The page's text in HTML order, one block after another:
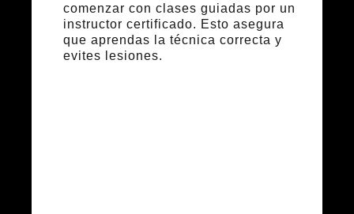
comenzar con clases guiadas por un
instructor certificado. Esto asegura
que aprendas la técnica correcta y
evites lesiones.